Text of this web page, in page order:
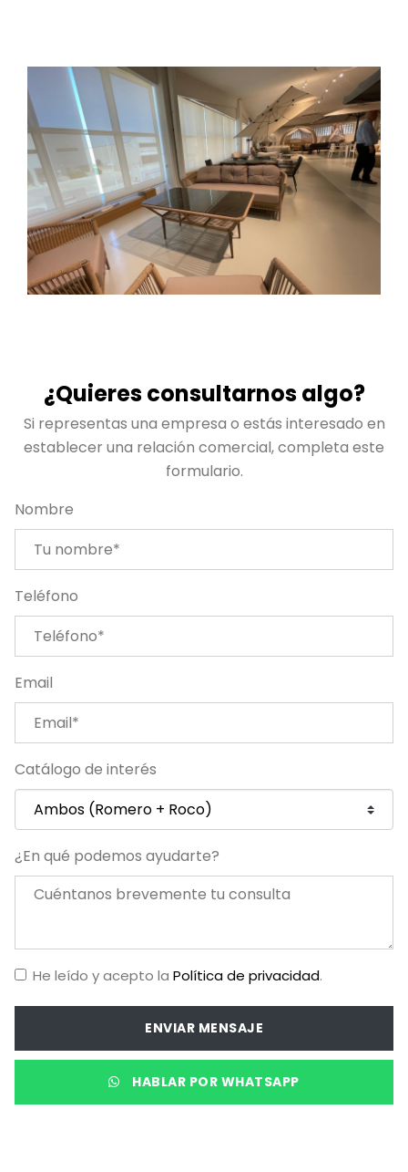
¿Quieres consultarnos algo?
Si representas una empresa o estás interesado en
establecer una relación comercial, completa este
formulario.
Nombre
Teléfono
Email
Catálogo de interés
¿En qué podemos ayudarte?
He leído y acepto la Política de privacidad.
ENVIAR MENSAJE
HABLAR POR WHATSAPP